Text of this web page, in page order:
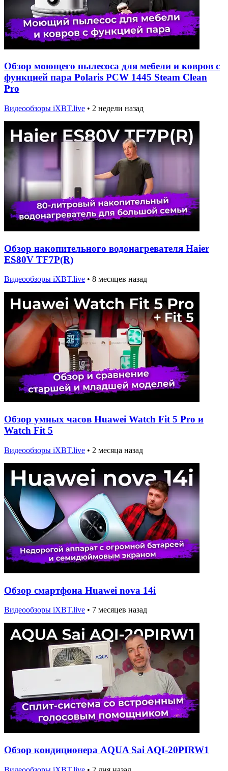
Обзор моющего пылесоса для мебели и ковров с
функцией пара Polaris PCW 1445 Steam Clean
Pro
Видеообзоры iXBT.live • 2 недели назад
Обзор накопительного водонагревателя Haier
ES80V TF7P(R)
Видеообзоры iXBT.live • 8 месяцев назад
Обзор умных часов Huawei Watch Fit 5 Pro и
Watch Fit 5
Видеообзоры iXBT.live • 2 месяца назад
Обзор смартфона Huawei nova 14i
Видеообзоры iXBT.live • 7 месяцев назад
Обзор кондиционера AQUA Sai AQI-20PIRW1